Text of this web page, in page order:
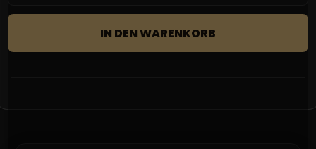
IN DEN WARENKORB